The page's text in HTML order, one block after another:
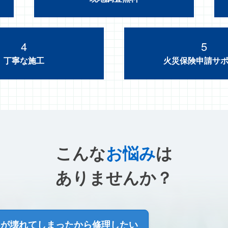
4
丁寧な施工
5
火災保険申請サ
こんなお悩みは
ありませんか？
壊れてしまったから修理したい